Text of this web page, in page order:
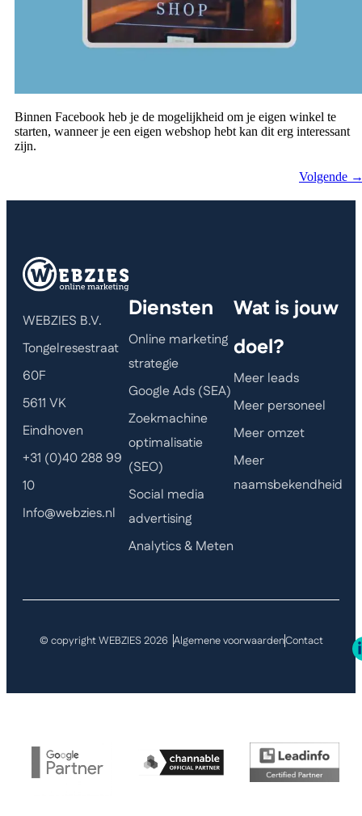
Binnen Facebook heb je de mogelijkheid om je eigen winkel te
starten, wanneer je een eigen webshop hebt kan dit erg interessant
zijn.
Volgende
WEBZIES B.V.
Tongelresestraat
60F
5611 VK
Eindhoven
+31 (0)40 288 99
10
Info@webzies.nl
Diensten
Online marketing
strategie
Google Ads (SEA)
Zoekmachine
optimalisatie
(SEO)
Social media
advertising
Analytics & Meten
Wat is jouw
doel?
Meer leads
Meer personeel
Meer omzet
Meer
naamsbekendheid
© copyright WEBZIES 2026 Algemene voorwaardenContact